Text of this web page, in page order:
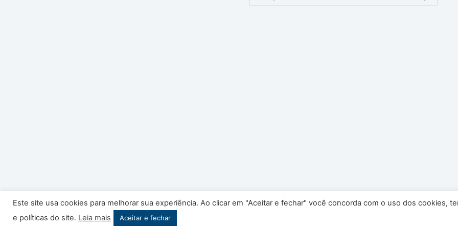
Copyright © 2026 -360 Graus. Todos os direitos reservados
Este site usa cookies para melhorar sua experiência. Ao clicar em "Aceitar e fechar" você concorda com o uso dos cookies,
e políticas do site. Leia mais Aceitar e fechar